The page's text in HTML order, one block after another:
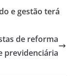
e gestão terá
de reforma
previdenciária